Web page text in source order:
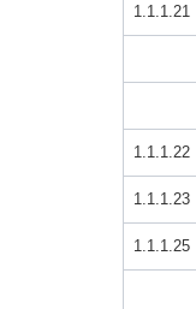
1.1.1.21
1.1.1.22
1.1.1.23
1.1.1.25